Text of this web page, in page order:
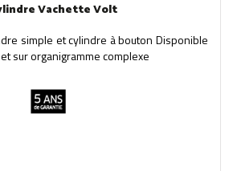
Vachette Volt
simple et cylindre à bouton Disponible
sur organigramme complexe